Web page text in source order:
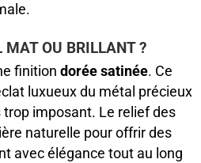
MAT OU BRILLANT ?
finition dorée satinée. Ce
luxueux du métal précieux
imposant. Le relief des
naturelle pour offrir des
avec élégance tout au long